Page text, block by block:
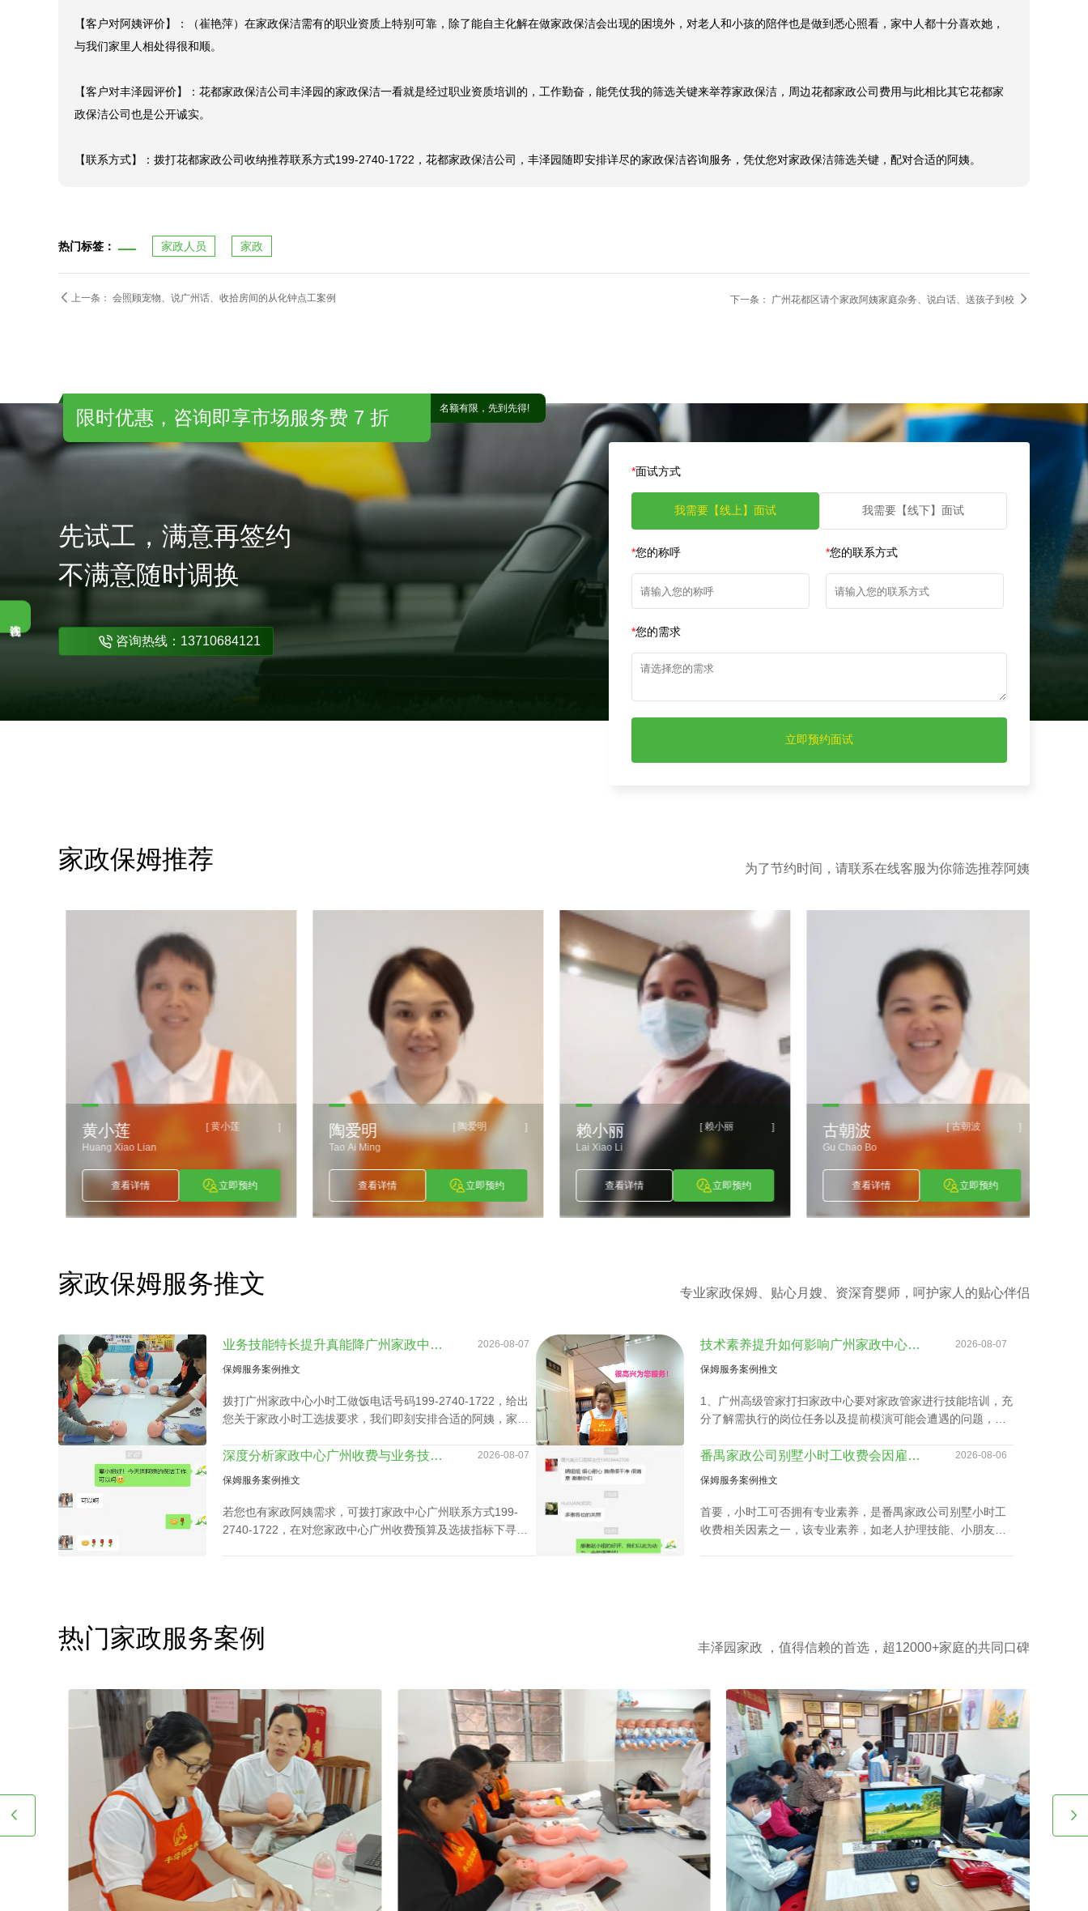
【客户对阿姨评价】：（崔艳萍）在家政保洁需有的职业资质上特别可靠，除了能自主化解在做家政保洁会出现的困境外，对老人和小孩的陪伴也是做到悉心照看，家中人都十分喜欢她，
与我们家里人相处得很和顺。
【客户对丰泽园评价】：花都家政保洁公司丰泽园的家政保洁一看就是经过职业资质培训的，工作勤奋，能凭仗我的筛选关键来举荐家政保洁，周边花都家政公司费用与此相比其它花都家
政保洁公司也是公开诚实。
【联系方式】：拨打花都家政公司收纳推荐联系方式199-2740-1722，花都家政保洁公司，丰泽园随即安排详尽的家政保洁咨询服务，凭仗您对家政保洁筛选关键，配对合适的阿姨。
热门标签： 家政人员 家政
 上一条： 会照顾宠物、说广州话、收拾房间的从化钟点工案例 下一条： 广州花都区请个家政阿姨家庭杂务、说白话、送孩子到校 
限时优惠，咨询即享市场服务费 7 折 名额有限，先到先得!
先试工，满意再签约
不满意随时调换
咨询热线：13710684121
*面试方式
我需要【线上】面试 我需要【线下】面试
*您的称呼 *您的联系方式
*您的需求
家政保姆推荐 为了节约时间，请联系在线客服为你筛选推荐阿姨
黄小莲
黄小莲
Huang Xiao Lian
查看详情 立即预约
陶爱明
陶爱明
Tao Ai Ming
查看详情 立即预约
赖小丽
赖小丽
Lai Xiao Li
查看详情 立即预约
[ 古朝波
古朝波
Gu Chao Bo
查看详情 立即预约
家政保姆服务推文 专业家政保姆、贴心月嫂、资深育婴师，呵护家人的贴心伴侣
业务技能特长提升真能降广州家政中心护理孩子收费？ 2026-08-07
保姆服务案例推文
拨打广州家政中心小时工做饭电话号码199-2740-1722，给出
您关于家政小时工选拔要求，我们即刻安排合适的阿姨，家政
技术素养提升如何影响广州家政中心流程价位 2026-08-07
保姆服务案例推文
1、广州高级管家打扫家政中心要对家政管家进行技能培训，充
分了解需执行的岗位任务以及提前模演可能会遭遇的问题，迅
调查，完成实名核查、犯罪记录验证、个人信用报告查询等。
约，提供项目及广州家政中心流程价位需列明。
深度分析家政中心广州收费与业务技能专长关系 2026-08-07
保姆服务案例推文
若您也有家政阿姨需求，可拨打家政中心广州联系方式199-
2740-1722，在对您家政中心广州收费预算及选拔指标下寻找
番禺家政公司别墅小时工收费会因雇主要求而变动？ 2026-08-06
保姆服务案例推文
首要，小时工可否拥有专业素养，是番禺家政公司别墅小时工
收费相关因素之一，该专业素养，如老人护理技能、小朋友伺
热门家政服务案例 丰泽园家政 ，值得信赖的首选，超12000+家庭的共同口碑
 